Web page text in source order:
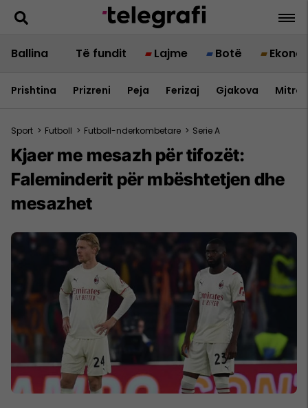
Ballina Të fundit Lajme Botë
Prishtina Prizreni Peja Ferizaj Gjakova
Sport > Futboll > Futboll-nderkombetare > Serie A
Kjaer me mesazh për tifozët:
Faleminderit për mbështetjen dhe
mesazhet